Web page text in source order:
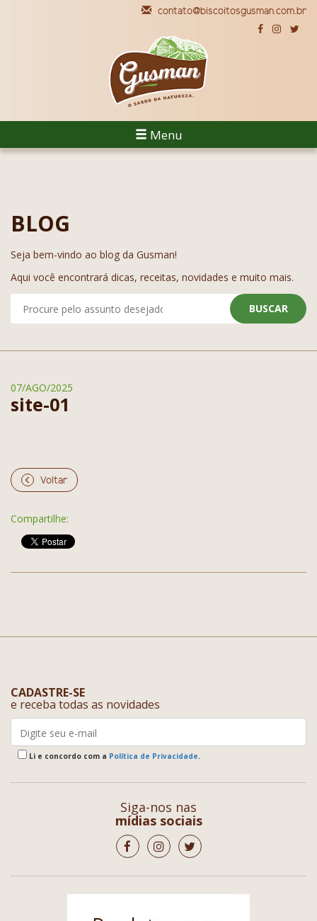
contato@biscoitosgusman.com.br
Menu
BLOG
Seja bem-vindo ao blog da Gusman!
Aqui você encontrará dicas, receitas, novidades e muito mais.
BUSCAR
07/AGO/2025
site-01
Voltar
Compartilhe:
CADASTRE-SE
e receba todas as novidades
Li e concordo com a Política de Privacidade.
Siga-nos nas
mídias sociais